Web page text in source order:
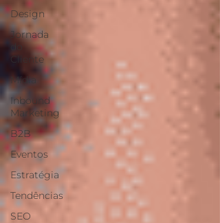
Design
Jornada
do
Cliente
Mídia
Inbound
Marketing
B2B
Eventos
Estratégia
Tendências
SEO